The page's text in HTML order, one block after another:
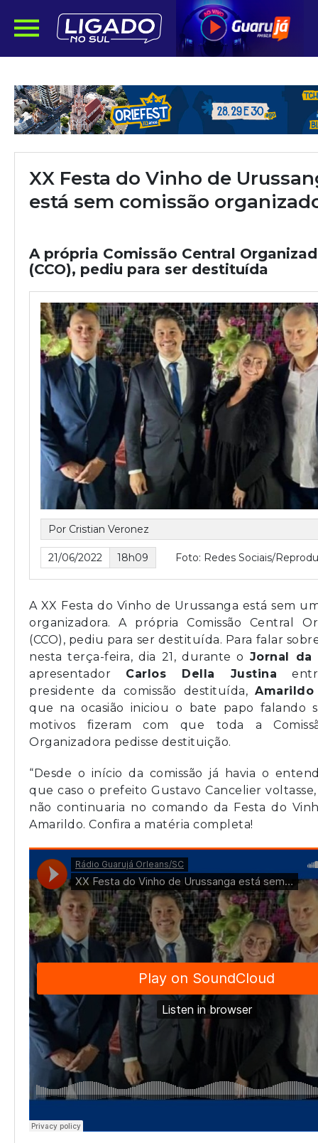
XX Festa do Vinho de
está sem comissão
A própria Comissão Central
(CCO), pediu para ser destituída
Por Cristian Veronez
21/06/2022 18h09 Foto: Redes Sociais/
A XX Festa do Vinho de Urussanga está sem
organizadora. A própria Comissão Central
(CCO), pediu para ser destituída. Para falar
nesta terça-feira, dia 21, durante o Jornal da
apresentador Carlos Della Justina
presidente da comissão destituída,
que na ocasião iniciou o bate papo falando
motivos fizeram com que toda a
Organizadora pedisse destituição.
“Desde o início da comissão já havia o
que caso o prefeito Gustavo Cancelier voltasse,
não continuaria no comando da Festa do
Amarildo. Confira a matéria completa!